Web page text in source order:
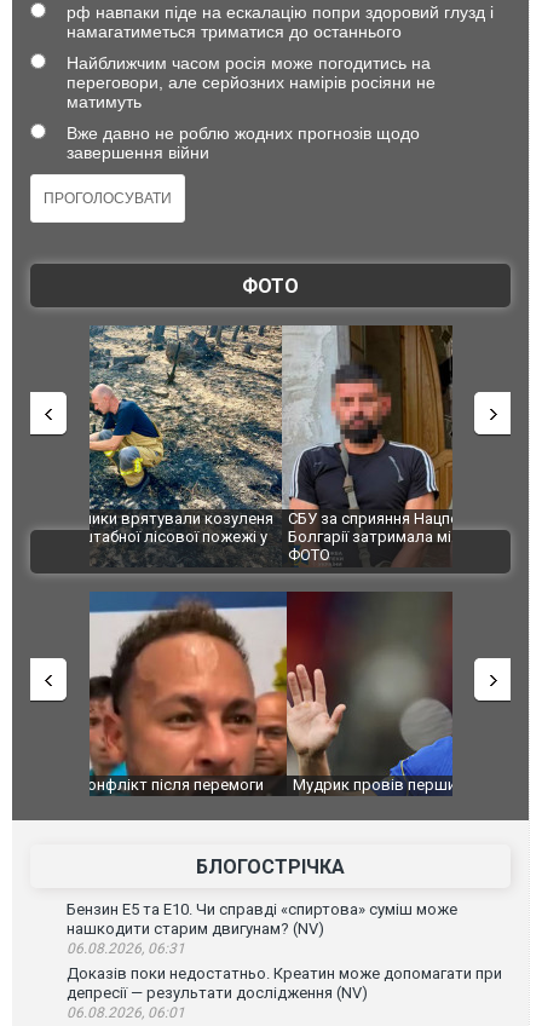
рф навпаки піде на ескалацію попри здоровий глузд і
намагатиметься триматися до останнього
Найближчим часом росія може погодитись на
переговори, але серйозних намірів росіяни не
матимуть
Вже давно не роблю жодних прогнозів щодо
завершення війни
ФОТО
пожежі у
СБУ за сприяння Нацполіції та правоохоронців
Болгарії затримала міжнародного наркобарона.
ФОТО
Росіяни
одна
ВІДЕО
Мудрик провів перший матч за "Челсі" після
допінгової дискваліфікації. ВІДЕО
під час
Франції
БЛОГОСТРІЧКА
Бензин Е5 та Е10. Чи справді «спиртова» суміш може
нашкодити старим двигунам? (NV)
06.08.2026, 06:31
Доказів поки недостатньо. Креатин може допомагати при
депресії — результати дослідження (NV)
06.08.2026, 06:01